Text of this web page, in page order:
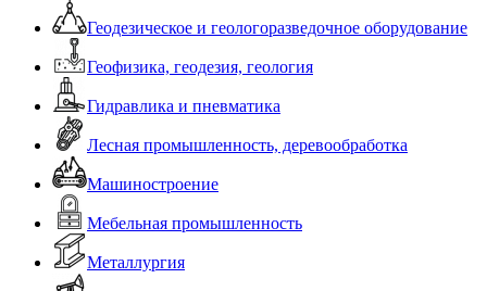
Геодезическое и геологоразведочное оборудование
Геофизика, геодезия, геология
Гидравлика и пневматика
Лесная промышленность, деревообработка
Машиностроение
Мебельная промышленность
Металлургия